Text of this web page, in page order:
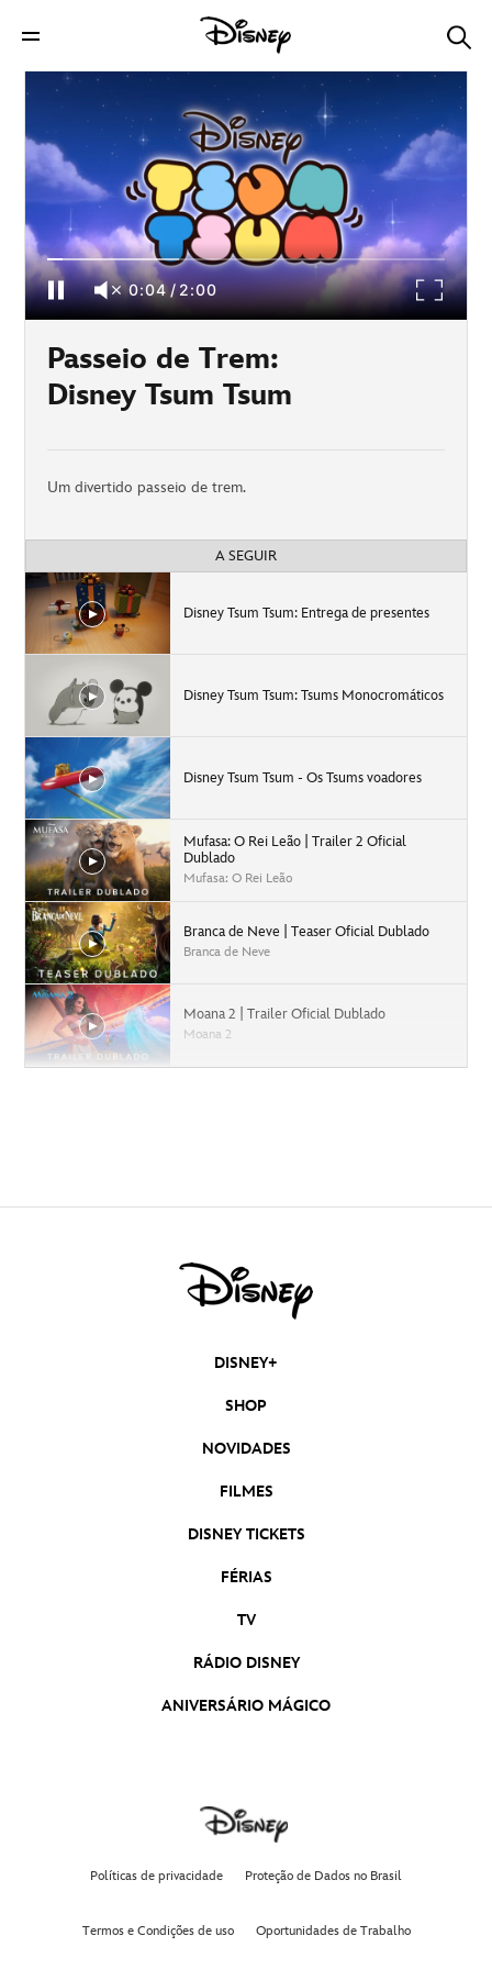
Passeio de Trem: Disney Tsum Tsum
0:04/2:00
Passeio de Trem:
Disney Tsum Tsum
Um divertido passeio de trem.
A SEGUIR
Disney Tsum Tsum: Entrega de presentes
Disney Tsum Tsum: Tsums Monocromáticos
Disney Tsum Tsum - Os Tsums voadores
Mufasa: O Rei Leão | Trailer 2 Oficial
Dublado
Mufasa: O Rei Leão
Branca de Neve | Teaser Oficial Dublado
Branca de Neve
Moana 2 | Trailer Oficial Dublado
Moana 2
Dublado
Deadpool & Wolverine
Mufasa: O Rei Leão
Divertida-Mente 2
As Marvels
Wish: O Poder dos Desejos | Trailer Oficial
Wish: O Poder dos Desejos
DISNEY+
SHOP
NOVIDADES
FILMES
DISNEY TICKETS
FÉRIAS
TV
RÁDIO DISNEY
ANIVERSÁRIO MÁGICO
Políticas de privacidade Proteção de Dados no Brasil
Termos e Condições de uso Oportunidades de Trabalho